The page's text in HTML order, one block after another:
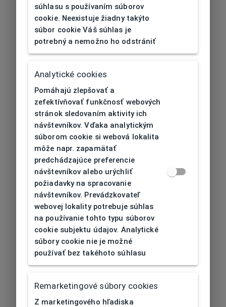
404| Nenájdené
súhlasu s používaním súborov
cookie. Neexistuje žiadny takýto
súbor cookie Váš súhlas je
potrebný a nemožno ho odstrániť
Analytické cookies
Pomáhajú zlepšovať a
zefektívňovať funkčnosť webových
stránok sledovaním aktivity ich
návštevníkov. Vďaka analytickým
súborom cookie si webová lokalita
môže napr. zapamätať
predchádzajúce preferencie
návštevníkov alebo urýchliť
požiadavky na spracovanie
návštevníkov. Prevádzkovateľ
webovej lokality potrebuje súhlas
na používanie tohto typu súborov
cookie subjektu údajov. Analytické
súbory cookie nie je možné
používať bez takéhoto súhlasu
Remarketingové súbory cookies
Z marketingového hľadiska